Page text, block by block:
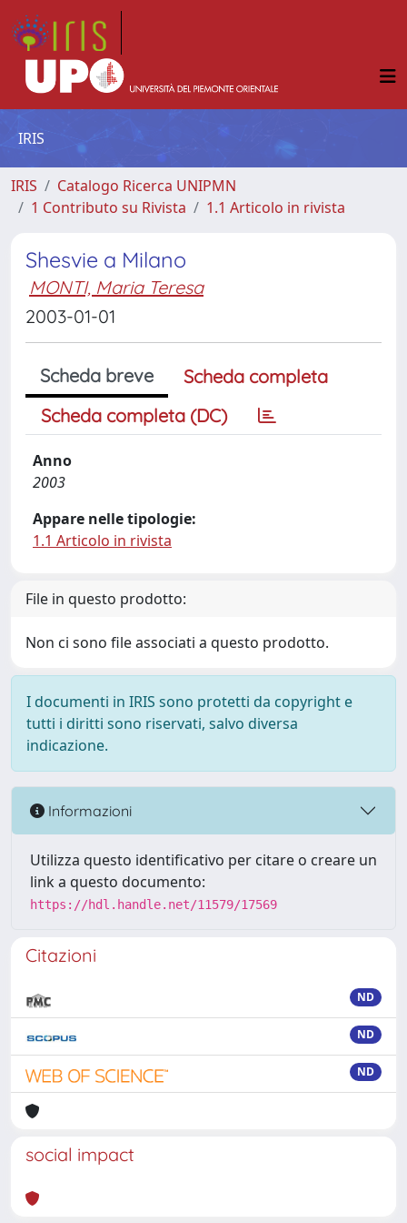
IRIS
IRIS
Catalogo Ricerca UNIPMN
1 Contributo su Rivista
1.1 Articolo in rivista
Shesvie a Milano
MONTI, Maria Teresa
2003-01-01
Scheda breve
Scheda completa
Scheda completa (DC)
Anno
2003
Appare nelle tipologie:
1.1 Articolo in rivista
File in questo prodotto:
Non ci sono file associati a questo prodotto.
I documenti in IRIS sono protetti da copyright e
tutti i diritti sono riservati, salvo diversa
indicazione.
Informazioni
Utilizza questo identificativo per citare o creare un
link a questo documento:
https://hdl.handle.net/11579/17569
Citazioni
ND
ND
ND
social impact